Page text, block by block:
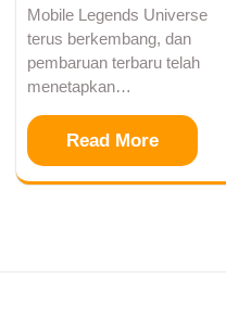
Mobile Legends Universe
terus berkembang, dan
pembaruan terbaru telah
menetapkan…
Read More